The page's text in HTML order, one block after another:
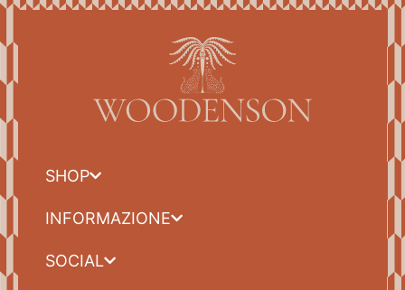
SHOP
INFORMAZIONE
SOCIAL